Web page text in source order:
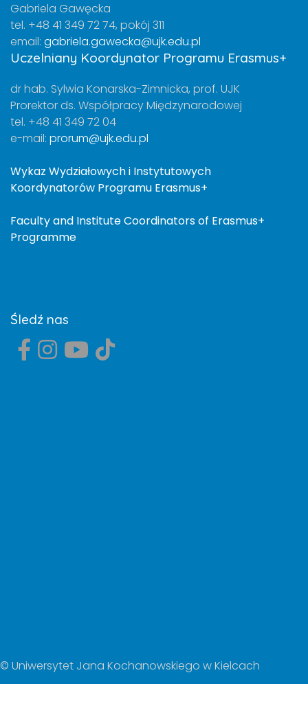
Gabriela Gawęcka
tel. +48 41 349 72 74, pokój 311
email: gabriela.gawecka@ujk.edu.pl
Uczelniany Koordynator Programu Erasmus+
dr hab. Sylwia Konarska-Zimnicka, prof. UJK
Prorektor ds. Współpracy Międzynarodowej
tel. +48 41 349 72 04
e-mail: prorum@ujk.edu.pl
Wykaz Wydziałowych i Instytutowych
Koordynatorów Programu Erasmus+
Faculty and Institute Coordinators of Erasmus+
Programme
Śledź nas
© Uniwersytet Jana Kochanowskiego w Kielcach